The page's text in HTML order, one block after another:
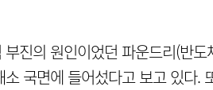
진의 원인이었던 파운드리(반
국면에 들어섰다고 보고 있다.